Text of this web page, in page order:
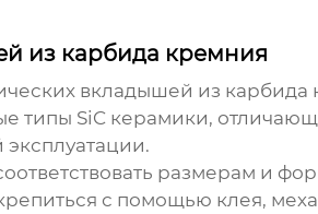
из карбида кремния
вкладышей из карбида
типы SiC керамики,
размерам и
с помощью клея,